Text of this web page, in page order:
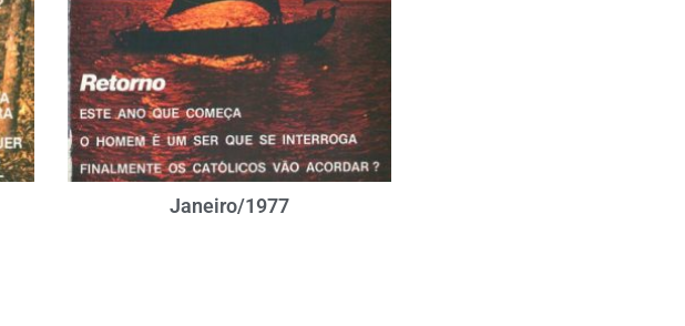
Janeiro/1977